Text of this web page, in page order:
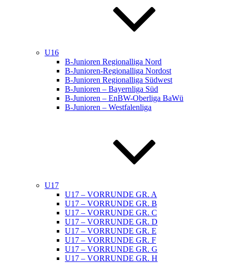
U16
B-Junioren Regionalliga Nord
B-Junioren-Regionalliga Nordost
B-Junioren Regionalliga Südwest
B-Junioren – Bayernliga Süd
B-Junioren – EnBW-Oberliga BaWü
B-Junioren – Westfalenliga
U17
U17 – VORRUNDE GR. A
U17 – VORRUNDE GR. B
U17 – VORRUNDE GR. C
U17 – VORRUNDE GR. D
U17 – VORRUNDE GR. E
U17 – VORRUNDE GR. F
U17 – VORRUNDE GR. G
U17 – VORRUNDE GR. H